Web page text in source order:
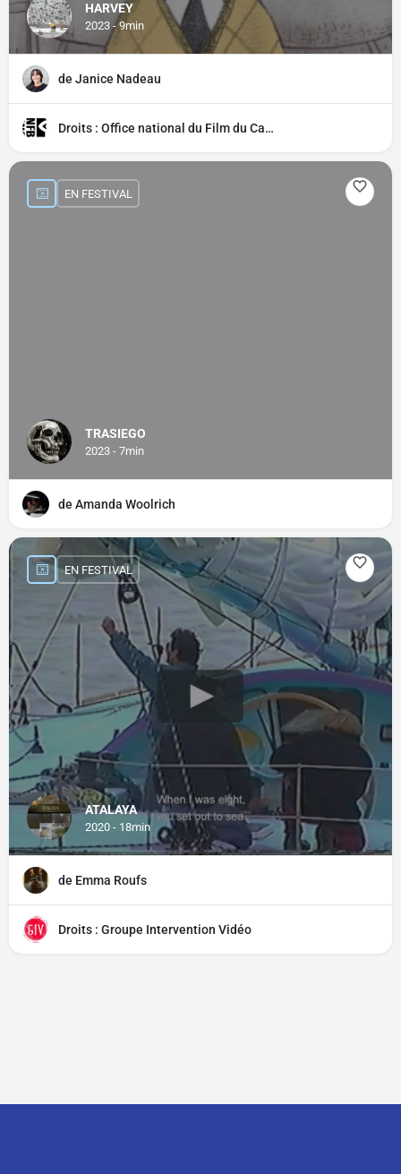
HARVEY
2023 - 9min
de Janice Nadeau
Droits : Office national du Film du Canada (ONF)
TRASIEGO
2023 - 7min
EN FESTIVAL
de Amanda Woolrich
ATALAYA
2020 - 18min
EN FESTIVAL
de Emma Roufs
Droits : Groupe Intervention Vidéo